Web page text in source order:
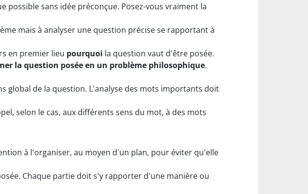
sans idée préconçue. Posez-vous vraiment la
mais à analyser une question précise se rapportant à
en premier lieu pourquoi la question vaut d'être posée.
la question posée en un problème philosophique.
global de la question. L'analyse des mots importants doit
selon le cas, aux différents sens du mot, à des mots
à l'organiser, au moyen d'un plan, pour éviter qu'elle
Chaque partie doit s'y rapporter d'une manière ou